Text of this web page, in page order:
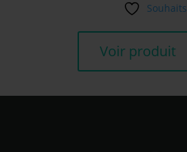
Souhaits
Voir produit